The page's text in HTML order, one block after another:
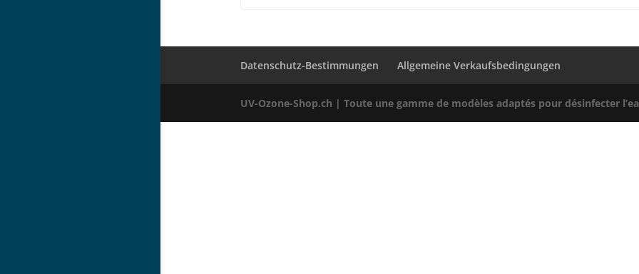
Datenschutz-Bestimmungen Allgemeine Verkaufsbedingungen
UV-Ozone-Shop.ch | Toute une gamme de modèles adaptés pour désinfecter